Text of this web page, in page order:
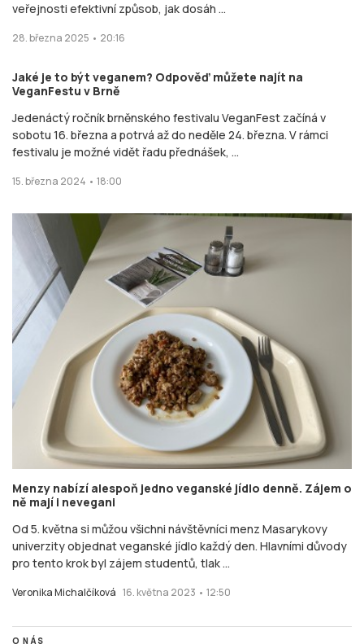
veřejnosti efektivní způsob, jak dosáh ...
28. března 2025 • 20:16
Jaké je to být veganem? Odpověď můžete najít na
VeganFestu v Brně
Jedenáctý ročník brněnského festivalu VeganFest začíná v
sobotu 16. března a potrvá až do neděle 24. března. V rámci
festivalu je možné vidět řadu přednášek, ...
15. března 2024 • 18:00
Menzy nabízí alespoň jedno veganské jídlo denně. Zájem o
ně mají i nevegani
Od 5. května si můžou všichni návštěvníci menz Masarykovy
univerzity objednat veganské jídlo každý den. Hlavními důvody
pro tento krok byl zájem studentů, tlak ...
Veronika Michalčíková 16. května 2023 • 12:50
O NÁS